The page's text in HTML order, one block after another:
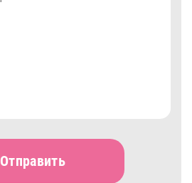
Отправить